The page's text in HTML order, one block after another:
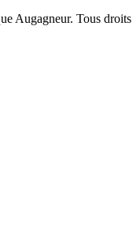
Augagneur. Tous droits